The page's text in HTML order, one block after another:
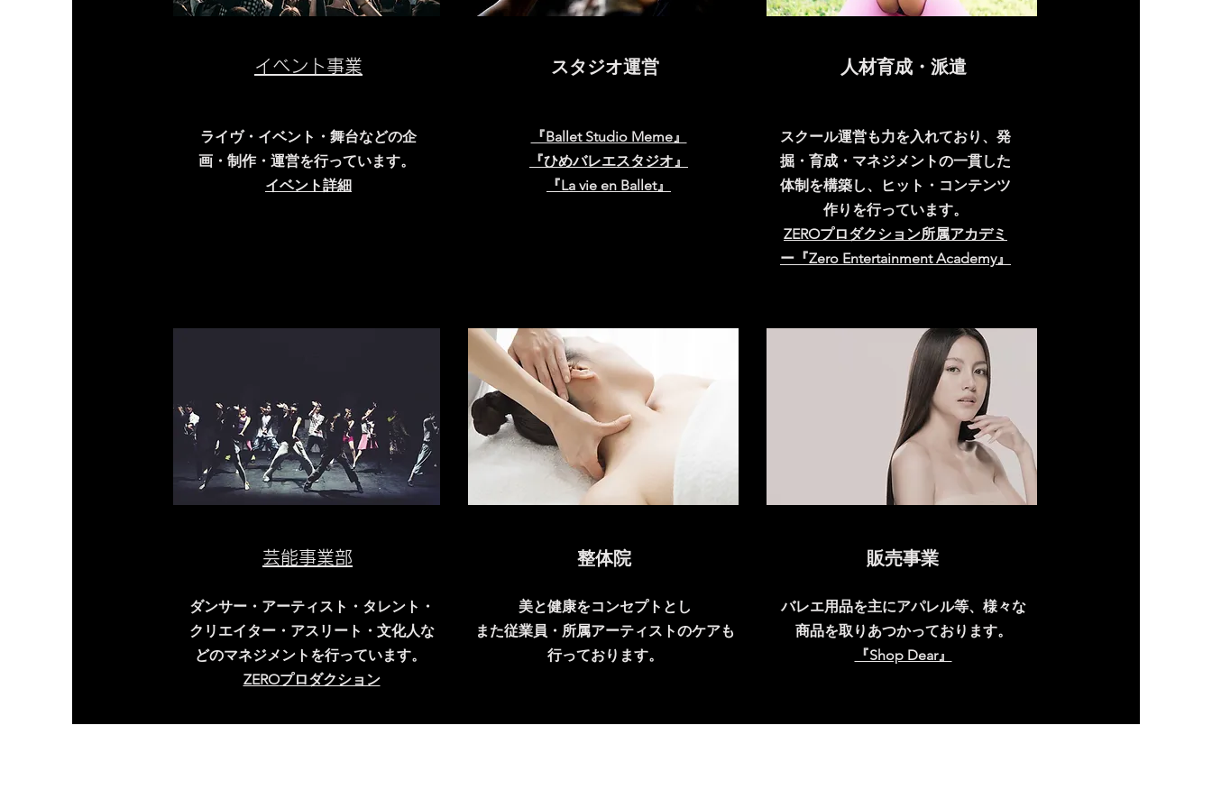
イベント事業
ライヴ・イベント・舞台などの企
画・制作・運営を行っています。
​イベント詳細
スタジオ運営
『Ballet Studio Meme』
『ひめバレエスタジオ』
『La vie en Ballet』
​人材育成・派遣
スクール運営も力を入れており、発
掘・育成・マネジメントの一貫した
体制を構築し、ヒット・コンテンツ
作りを行っています。
ZEROプロダクション所属アカデミ
ー『Zero Entertainment Academy』
芸能事業部
ダンサー・アーティスト・タレント・
クリエイター・アスリート・文化人な
どのマネジメントを行っています。
ZEROプロダクション
整体院
美と健康をコンセプトとし
また従業員・所属アーティストのケアも
行っております。
販売事業
バレエ用品を主にアパレル等、様々な
商品を取りあつかっております。
『Shop Dear』